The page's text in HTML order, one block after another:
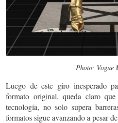
Photo: Vogue
Luego de este giro inesperado
formato original, queda claro
tecnología, no solo supera
formatos sigue avanzando a pesar